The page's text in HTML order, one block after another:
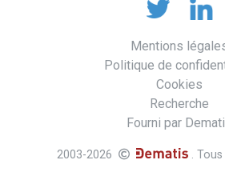
Mentions
Politique de
Cookies
Recherche
Fourni par
2003-2026 .